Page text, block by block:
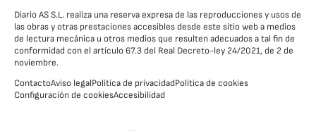
Diario AS S.L. realiza una reserva expresa de las reproducciones y usos de
las obras y otras prestaciones accesibles desde este sitio web a medios
de lectura mecánica u otros medios que resulten adecuados a tal fin de
conformidad con el artículo 67.3 del Real Decreto-ley 24/2021, de 2 de
noviembre.
ContactoAviso legalPolítica de privacidadPolítica de cookies
Configuración de cookiesAccesibilidad